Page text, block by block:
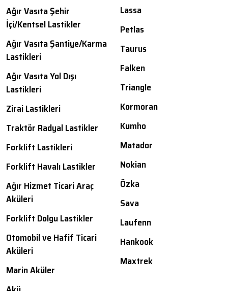
Ağır Vasıta Şehir
İçi/Kentsel Lastikler
Ağır Vasıta Şantiye/Karma
Lastikleri
Ağır Vasıta Yol Dışı
Lastikleri
Zirai Lastikleri
Traktör Radyal Lastikler
Forklift Lastikleri
Forklift Havalı Lastikler
Ağır Hizmet Ticari Araç
Aküleri
Forklift Dolgu Lastikler
Otomobil ve Hafif Ticari
Aküleri
Marin Aküler
Lassa
Petlas
Taurus
Falken
Triangle
Kormoran
Kumho
Matador
Nokian
Özka
Sava
Laufenn
Hankook
Maxtrek